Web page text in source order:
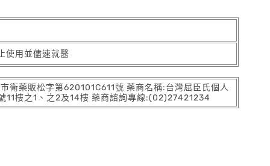
使用並儘速就醫
藥販松字第620101C611號 藥商名稱:台灣屈臣氏個人
11樓之1、之2及14樓 藥商諮詢專線:(02)27421234